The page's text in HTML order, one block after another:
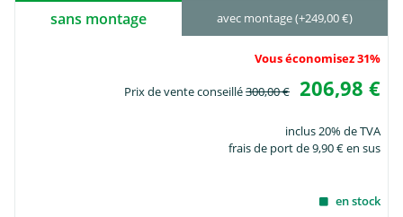
sans montage avec montage (+249,00 €)
Vous économisez 31%
Prix de vente conseillé300,00 € 206,98 €
inclus 20% de TVA
frais de port de 9,90 € en sus
en stock